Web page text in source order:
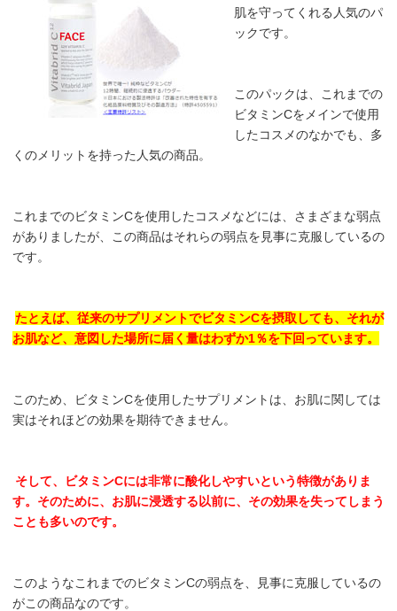
肌を守ってくれる人気のパ
ックです。
このパックは、これまでの
ビタミンCをメインで使用
したコスメのなかでも、多
くのメリットを持った人気の商品。
これまでのビタミンCを使用したコスメなどには、さまざまな弱点
がありましたが、この商品はそれらの弱点を見事に克服しているの
です。
たとえば、従来のサプリメントでビタミンCを摂取しても、それが
お肌など、意図した場所に届く量はわずか1％を下回っています。
このため、ビタミンCを使用したサプリメントは、お肌に関しては
実はそれほどの効果を期待できません。
そして、ビタミンCには非常に酸化しやすいという特徴がありま
す。そのために、お肌に浸透する以前に、その効果を失ってしまう
ことも多いのです。
このようなこれまでのビタミンCの弱点を、見事に克服しているの
がこの商品なのです。